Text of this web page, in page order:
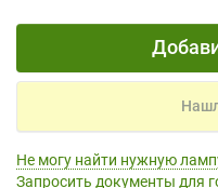
Не могу найти нужную
Запросить документы для